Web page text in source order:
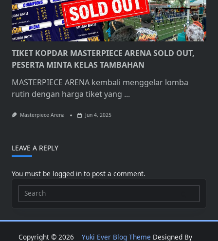
TIKET KOPDAR MASTERPIECE ARENA SOLD OUT,
PESERTA MINTA KELAS TAMBAHAN
MASTERPIECE ARENA kembali menggelar lomba
rutin dengan harga tiket yang ...
Masterpiece Arena Jun 4, 2025
LEAVE A REPLY
You must be logged in to post a comment.
Search
for:
Copyright © 2026 Yuki Ever Blog Theme Designed By